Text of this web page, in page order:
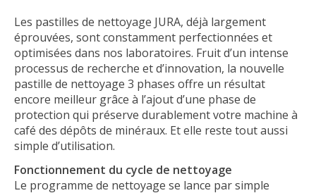
Les pastilles de nettoyage JURA, déjà largement
éprouvées, sont constamment perfectionnées et
optimisées dans nos laboratoires. Fruit d’un intense
processus de recherche et d’innovation, la nouvelle
pastille de nettoyage 3 phases offre un résultat
encore meilleur grâce à l’ajout d’une phase de
protection qui préserve durablement votre machine à
café des dépôts de minéraux. Et elle reste tout aussi
simple d’utilisation.
Fonctionnement du cycle de nettoyage
Le programme de nettoyage se lance par simple